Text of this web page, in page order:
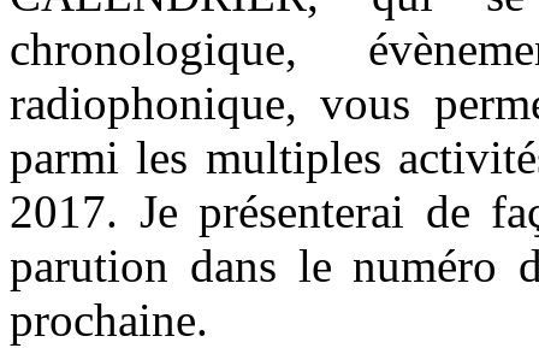
chronologique,
radiophonique, vous
parmi les multiples
2017. Je présenterai de
parution dans le numéro
prochaine.